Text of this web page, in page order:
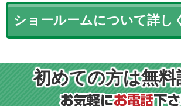
ショールームについて詳し
初めての方は無料